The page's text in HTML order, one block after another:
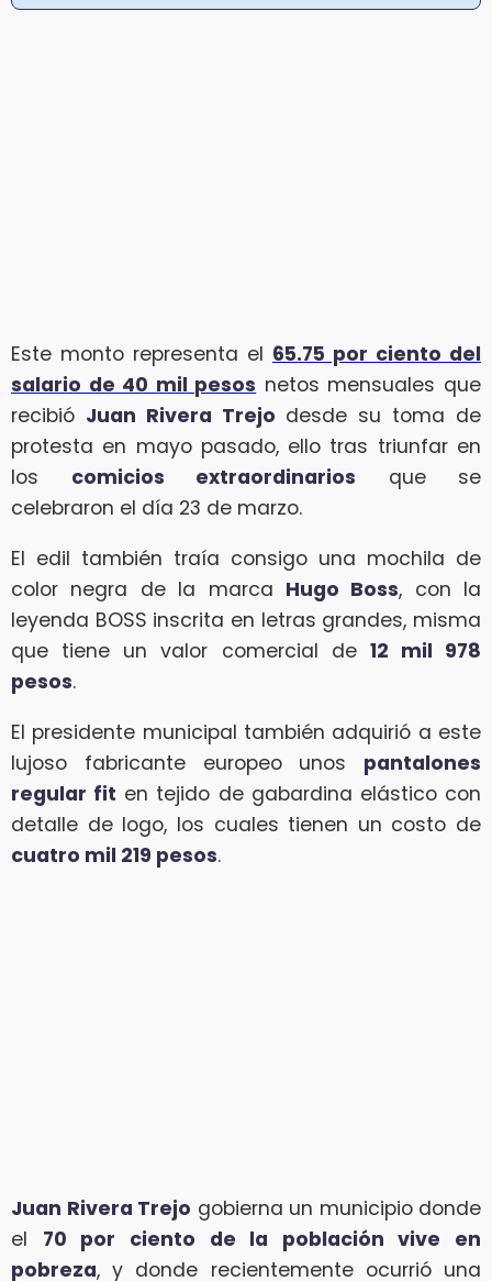
Este monto representa el 65.75 por ciento del
salario de 40 mil pesos netos mensuales que
recibió Juan Rivera Trejo desde su toma de
protesta en mayo pasado, ello tras triunfar en
los comicios extraordinarios que se
celebraron el día 23 de marzo.
El edil también traía consigo una mochila de
color negra de la marca Hugo Boss, con la
leyenda BOSS inscrita en letras grandes, misma
que tiene un valor comercial de 12 mil 978
pesos.
El presidente municipal también adquirió a este
lujoso fabricante europeo unos pantalones
regular fit en tejido de gabardina elástico con
detalle de logo, los cuales tienen un costo de
cuatro mil 219 pesos.
Juan Rivera Trejo gobierna un municipio donde
el 70 por ciento de la población vive en
pobreza, y donde recientemente ocurrió una